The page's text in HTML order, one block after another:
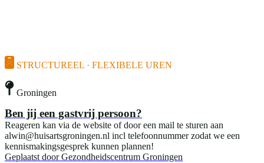
STRUCTUREEL · FLEXIBELE UREN
Groningen
Ben jij een gastvrij persoon?
Reageren kan via de website of door een mail te sturen aan
alwin@huisartsgroningen.nl incl telefoonnummer zodat we een
kennismakingsgesprek kunnen plannen!
Geplaatst door Gezondheidscentrum Groningen